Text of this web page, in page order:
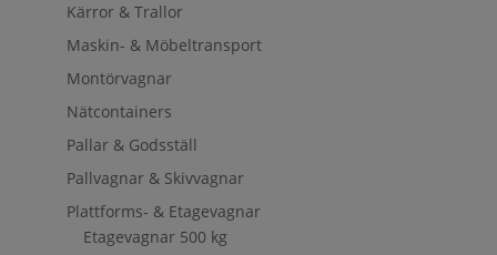
Kärror & Trallor
Maskin- & Möbeltransport
Montörvagnar
Nätcontainers
Pallar & Godsställ
Pallvagnar & Skivvagnar
Plattforms- & Etagevagnar
Etagevagnar 500 kg